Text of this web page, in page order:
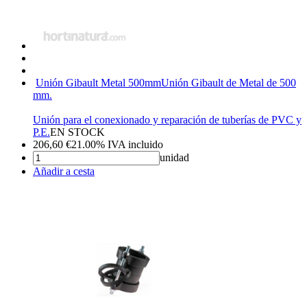
Unión Gibault Metal 500mmUnión Gibault de Metal de 500
mm.
Unión para el conexionado y reparación de tuberías de PVC y
P.E.EN STOCK
206,60 €21.00% IVA incluido
unidad
Añadir a cesta